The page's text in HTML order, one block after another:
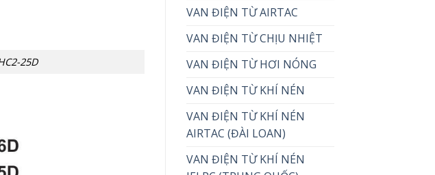
25D
VAN ĐIỆN TỪ AIRTAC
VAN ĐIỆN TỪ CHỊU NHIỆT
VAN ĐIỆN TỪ HƠI NÓNG
VAN ĐIỆN TỪ KHÍ NÉN
VAN ĐIỆN TỪ KHÍ NÉN
AIRTAC (ĐÀI LOAN)
VAN ĐIỆN TỪ KHÍ NÉN